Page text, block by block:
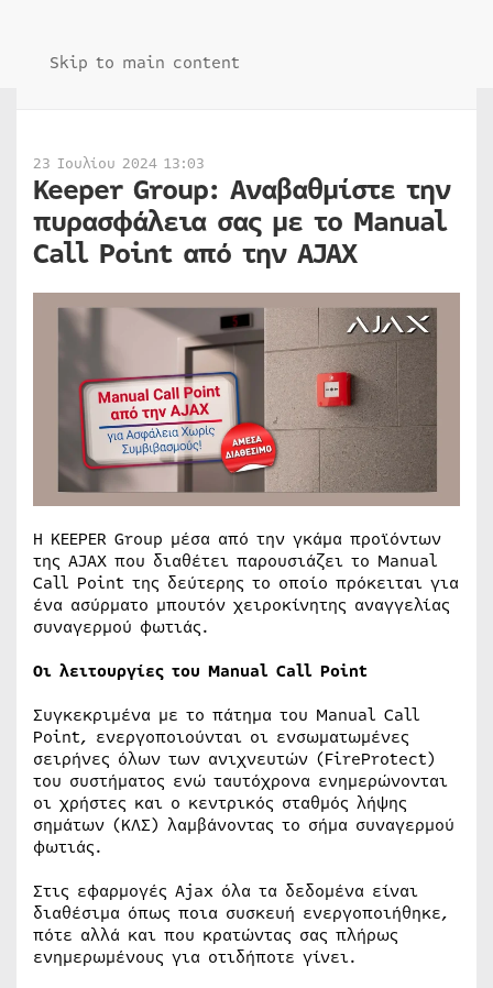
Skip to main content
23 Ιουλίου 2024 13:03
Keeper Group: Αναβαθμίστε την
πυρασφάλεια σας με το Manual
Call Point από την AJAX
H KEEPER Group μέσα από την γκάμα προϊόντων
της AJAX που διαθέτει παρουσιάζει το Manual
Call Point της δεύτερης το οποίο πρόκειται για
ένα ασύρματο μπουτόν χειροκίνητης αναγγελίας
συναγερμού φωτιάς.
Οι λειτουργίες του Manual Call Point
Συγκεκριμένα με το πάτημα του Manual Call
Point, ενεργοποιούνται οι ενσωματωμένες
σειρήνες όλων των ανιχνευτών (FireProtect)
του συστήματος ενώ ταυτόχρονα ενημερώνονται
οι χρήστες και ο κεντρικός σταθμός λήψης
σημάτων (ΚΛΣ) λαμβάνοντας το σήμα συναγερμού
φωτιάς.
Στις εφαρμογές Ajax όλα τα δεδομένα είναι
διαθέσιμα όπως ποια συσκευή ενεργοποιήθηκε,
πότε αλλά και που κρατώντας σας πλήρως
ενημερωμένους για οτιδήποτε γίνει.